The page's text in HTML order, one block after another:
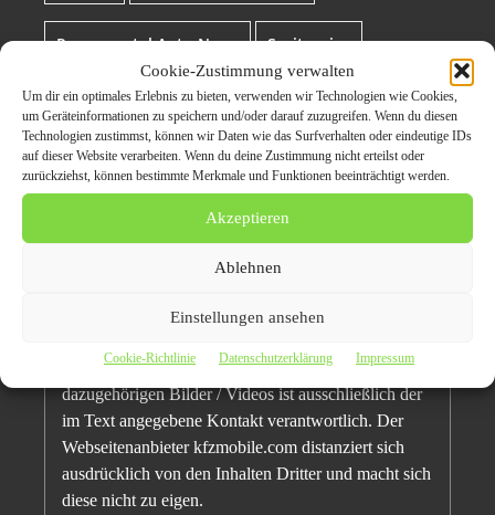
Cookie-Zustimmung verwalten
Um dir ein optimales Erlebnis zu bieten, verwenden wir Technologien wie Cookies,
um Geräteinformationen zu speichern und/oder darauf zuzugreifen. Wenn du diesen
Technologien zustimmst, können wir Daten wie das Surfverhalten oder eindeutige IDs
auf dieser Website verarbeiten. Wenn du deine Zustimmung nicht erteilst oder
zurückziehst, können bestimmte Merkmale und Funktionen beeinträchtigt werden.
Akzeptieren
Ablehnen
Einstellungen ansehen
Cookie-Richtlinie Datenschutzerklärung Impressum
Presseportal Auto News Spritpreise
Verbraucher
Für den oben stehend Pressemitteilung inkl.
dazugehörigen Bilder / Videos ist ausschließlich der
im Text angegebene Kontakt verantwortlich. Der
Webseitenanbieter kfzmobile.com distanziert sich
ausdrücklich von den Inhalten Dritter und macht sich
diese nicht zu eigen.